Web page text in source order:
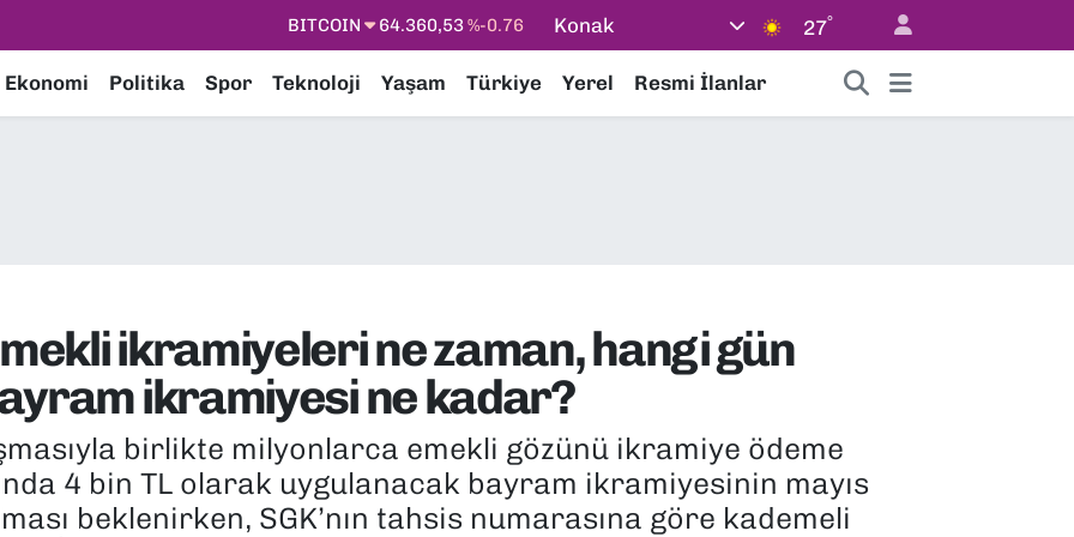
DOLAR 47,7143%0.16
STERLİN
64,2463%0.07
Konak 27°
Ekonomi Politika Spor Teknoloji Yaşam Türkiye Yerel Resmi İlanlar
ikramiyeleri ne zaman, hangi gün
ikramiyesi ne kadar?
birlikte milyonlarca emekli gözünü ikramiye ödeme
4 bin TL olarak uygulanacak bayram ikramiyesinin mayıs
beklenirken, SGK’nın tahsis numarasına göre kademeli